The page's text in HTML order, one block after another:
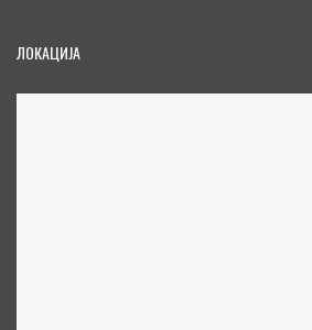
ЛОКАЦИЈА